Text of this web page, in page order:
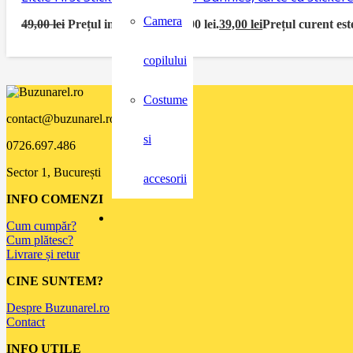
Camera
copilului
Costume
si
accesorii
49,00lei Prețul inițial a fost: 49,00 lei.39,00leiPrețul curent
contact@buzunarel.ro
0726.697.486
Sector 1, București
INFO COMENZI
Cum cumpăr?
Cum plătesc?
Livrare și retur
CINE SUNTEM?
Despre Buzunarel.ro
Contact
INFO UTILE